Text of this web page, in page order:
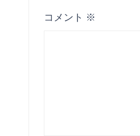
コメント ※